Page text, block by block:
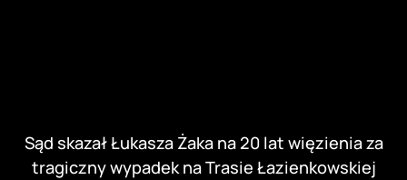
Sąd skazał Łukasza Żaka na 20 lat więzienia za
tragiczny wypadek na Trasie Łazienkowskiej